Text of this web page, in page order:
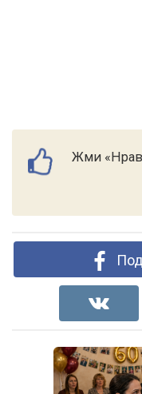
Жми